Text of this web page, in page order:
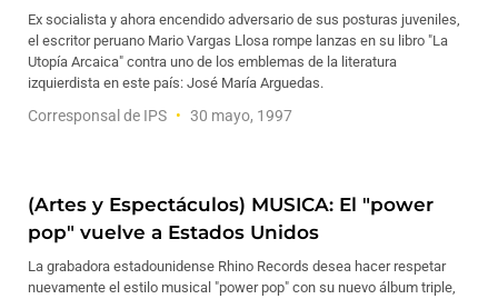
Ex socialista y ahora encendido adversario de sus posturas juveniles,
el escritor peruano Mario Vargas Llosa rompe lanzas en su libro "La
Utopía Arcaica" contra uno de los emblemas de la literatura
izquierdista en este país: José María Arguedas.
Corresponsal de IPS 30 mayo, 1997
(Artes y Espectáculos) MUSICA: El "power
pop" vuelve a Estados Unidos
La grabadora estadounidense Rhino Records desea hacer respetar
nuevamente el estilo musical "power pop" con su nuevo álbum triple,